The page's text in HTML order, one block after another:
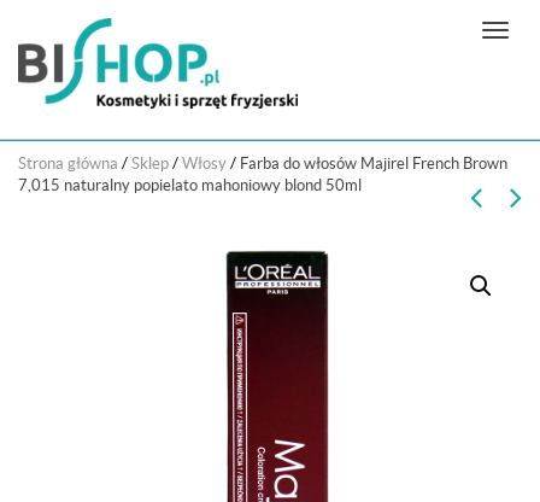
N
g
a
Strona główna / Sklep / Włosy / Farba do włosów Majirel French Brown
7,015 naturalny popielato mahoniowy blond 50ml